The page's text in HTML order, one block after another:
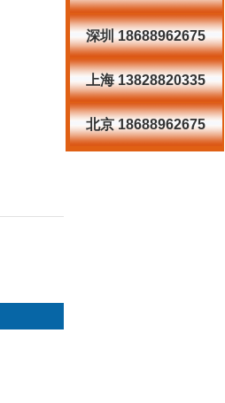
深圳 18688962675
上海 13828820335
北京 18688962675